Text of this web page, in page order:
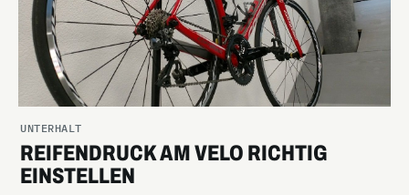
UNTERHALT
REIFENDRUCK AM VELO RICHTIG
EINSTELLEN